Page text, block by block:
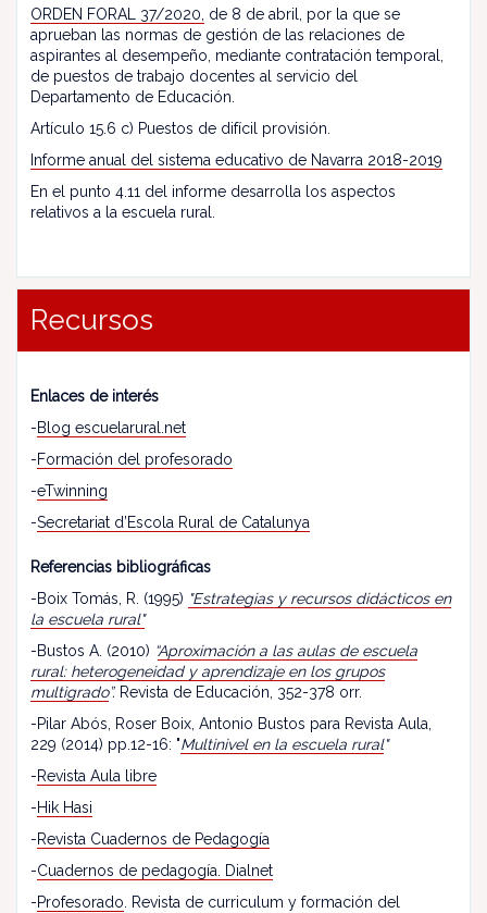
ORDEN FORAL 37/2020, de 8 de abril, por la que se
aprueban las normas de gestión de las relaciones de
aspirantes al desempeño, mediante contratación temporal,
de puestos de trabajo docentes al servicio del
Departamento de Educación.
Artículo 15.6 c) Puestos de difícil provisión.
Informe anual del sistema educativo de Navarra 2018-2019
En el punto 4.11 del informe desarrolla los aspectos
relativos a la escuela rural.
Recursos
Enlaces de interés
-Blog escuelarural.net
-Formación del profesorado
-eTwinning
-Secretariat d’Escola Rural de Catalunya
Referencias bibliográficas
-Boix Tomás, R. (1995) "Estrategias y recursos didácticos en
la escuela rural"
-Bustos A. (2010) “Aproximación a las aulas de escuela
rural: heterogeneidad y aprendizaje en los grupos
multigrado”. Revista de Educación, 352-378 orr.
-Pilar Abós, Roser Boix, Antonio Bustos para Revista Aula,
229 (2014) pp.12-16: "Multinivel en la escuela rural"
-Revista Aula libre
-Hik Hasi
-Revista Cuadernos de Pedagogía
-Cuadernos de pedagogía. Dialnet
-Profesorado . Revista de curriculum y formación del